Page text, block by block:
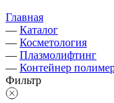
Главная
— Каталог
— Косметология
— Плазмолифтинг
— Контейнер
Фильтр